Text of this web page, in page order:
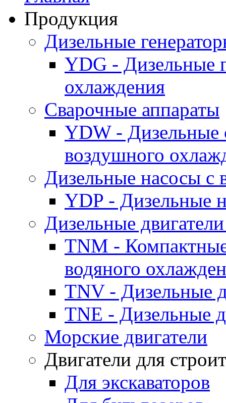
Продукция
Дизельные
YDG - Дизельные
охлаждения
Cварочные аппараты
YDW - Дизельные
воздушного
Дизельные насосы
YDP - Дизельные
Дизельные
TNM -
водяного
TNV - Дизельные
TNE - Дизельные
Морские двигатели
Двигатели для
Для экскаваторов